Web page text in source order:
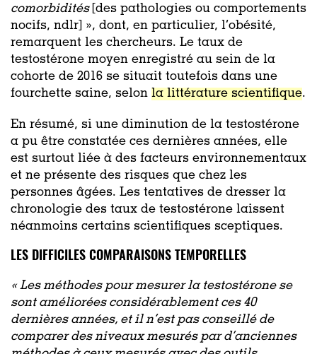
comorbidités [des pathologies ou comportements
nocifs, ndlr] », dont, en particulier, l’obésité,
remarquent les chercheurs. Le taux de
testostérone moyen enregistré au sein de la
cohorte de 2016 se situait toutefois dans une
fourchette saine, selon la littérature scientifique.
En résumé, si une diminution de la testostérone
a pu être constatée ces dernières années, elle
est surtout liée à des facteurs environnementaux
et ne présente des risques que chez les
personnes âgées. Les tentatives de dresser la
chronologie des taux de testostérone laissent
néanmoins certains scientifiques sceptiques.
LES DIFFICILES COMPARAISONS TEMPORELLES
« Les méthodes pour mesurer la testostérone se
sont améliorées considérablement ces 40
dernières années, et il n’est pas conseillé de
comparer des niveaux mesurés par d’anciennes